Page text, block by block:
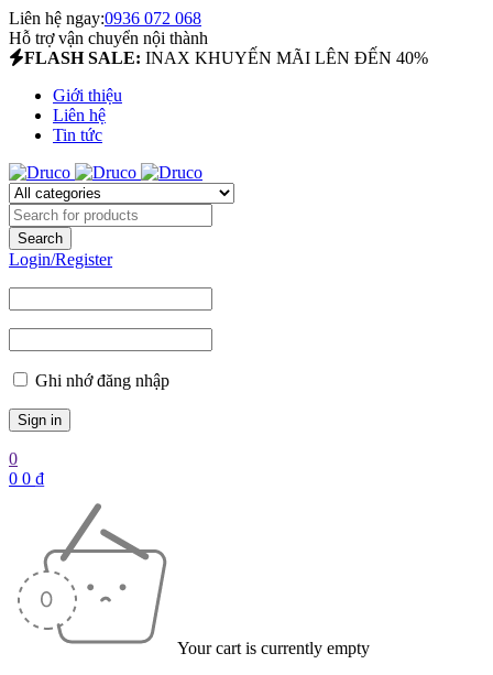
Liên hệ ngay:0936 072 068
Hỗ trợ vận chuyển nội thành
FLASH SALE: INAX KHUYẾN MÃI LÊN ĐẾN 40%
Giới thiệu
Liên hệ
Tin tức
Login/Register
Ghi nhớ đăng nhập
0
0 0 ₫
Your cart is currently empty